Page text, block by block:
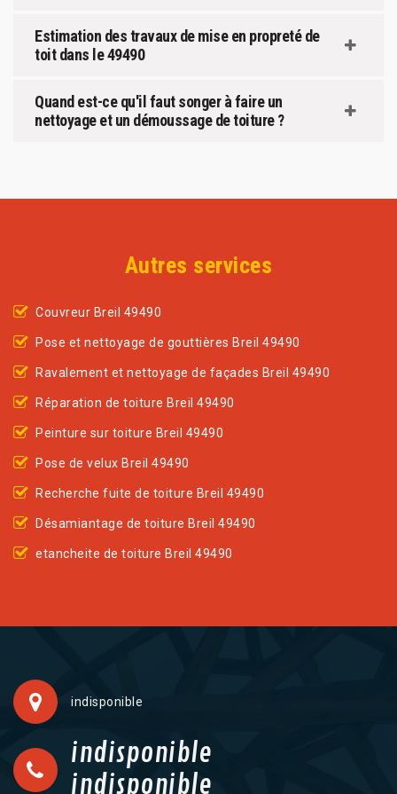
Estimation des travaux de mise en propreté de
toit dans le 49490
Quand est-ce qu'il faut songer à faire un
nettoyage et un démoussage de toiture ?
Autres services
Couvreur Breil 49490
Pose et nettoyage de gouttières Breil 49490
Ravalement et nettoyage de façades Breil 49490
Réparation de toiture Breil 49490
Peinture sur toiture Breil 49490
Pose de velux Breil 49490
Recherche fuite de toiture Breil 49490
Désamiantage de toiture Breil 49490
etancheite de toiture Breil 49490
indisponible
indisponible
indisponible